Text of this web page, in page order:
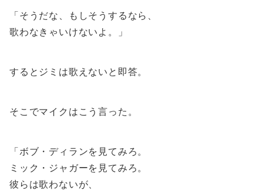
「そうだな、もしそうするなら、
歌わなきゃいけないよ。」
するとジミは歌えないと即答。
そこでマイクはこう言った。
「ボブ・ディランを見てみろ。
ミック・ジャガーを見てみろ。
彼らは歌わないが、